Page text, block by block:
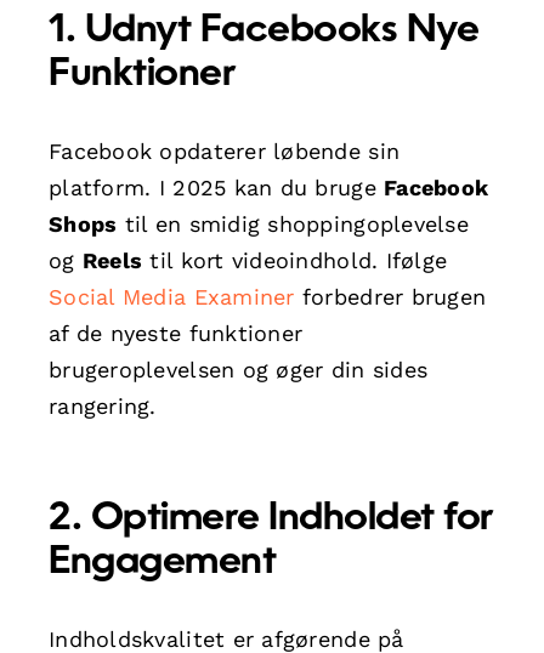
1. Udnyt Facebooks Nye
Funktioner
Facebook opdaterer løbende sin
platform. I 2025 kan du bruge Facebook
Shops til en smidig shoppingoplevelse
og Reels til kort videoindhold. Ifølge
Social Media Examiner forbedrer brugen
af de nyeste funktioner
brugeroplevelsen og øger din sides
rangering.
2. Optimere Indholdet for
Engagement
Indholdskvalitet er afgørende på